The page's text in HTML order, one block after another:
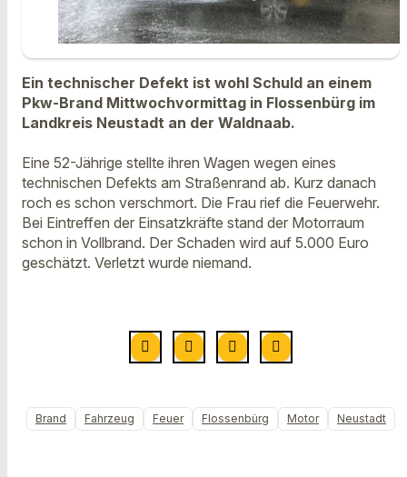
Ein technischer Defekt ist wohl Schuld an einem
Pkw-Brand Mittwochvormittag in Flossenbürg im
Landkreis Neustadt an der Waldnaab.
Eine 52-Jährige stellte ihren Wagen wegen eines
technischen Defekts am Straßenrand ab. Kurz danach
roch es schon verschmort. Die Frau rief die Feuerwehr.
Bei Eintreffen der Einsatzkräfte stand der Motorraum
schon in Vollbrand. Der Schaden wird auf 5.000 Euro
geschätzt. Verletzt wurde niemand.
Brand Fahrzeug Feuer Flossenbürg Motor Neustadt